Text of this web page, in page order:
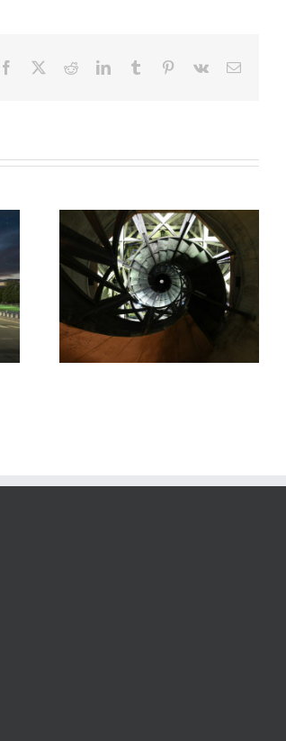
Facebook RedditLinkedInTumblr Pinterest
Vk Email
Abords Oxygen